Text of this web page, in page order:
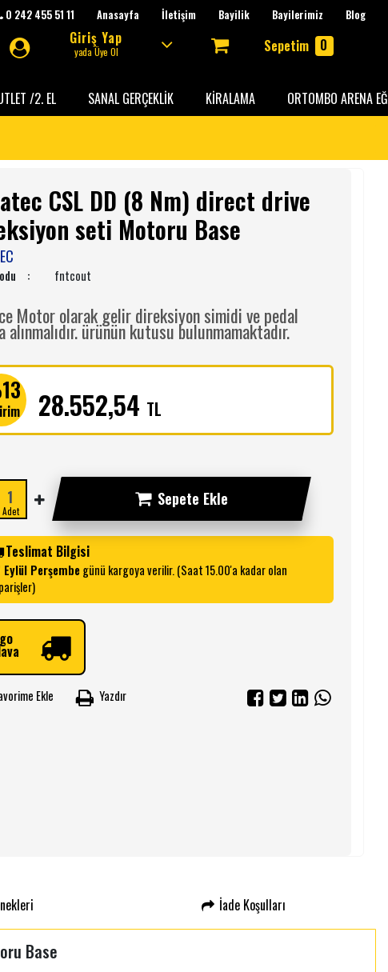
0 242 455 51 11 Anasayfa İletişim Bayilik Bayilerimiz Blog
Giriş Yap
yada Üye Ol Sepetim 0
/2. EL SANAL GERÇEKLİK KİRALAMA ORTOMBO ARENA
CSL DD (8 Nm) direct drive
seti Motoru Base
: fntcout
Motor olarak gelir direksiyon simidi ve pedal
alınmalıdır. ürünün kutusu bulunmamaktadır.
28.552,54 TL
Adet
Sepete Ekle
Teslimat Bilgisi
Eylül Perşembegünü kargoya verilir. (Saat 15.00'a kadar olan
Ekle Yazdır
İade Koşulları
Base